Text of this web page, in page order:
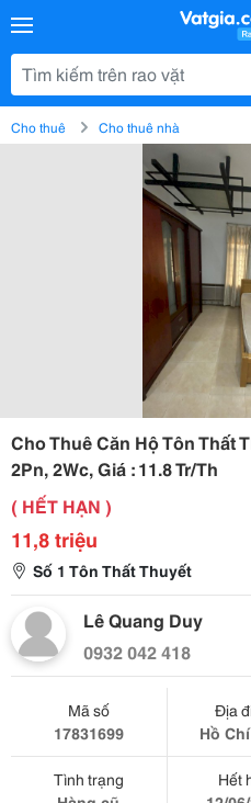
Cho thuê Cho thuê nhà
Cho Thuê Căn Hộ Tôn Thất
2Pn, 2Wc, Giá : 11.8 Tr/Th
( HẾT HẠN )
11,8 triệu
Số 1 Tôn Thất Thuyết
Lê Quang Duy
0932 042 418
Mã số
17831699
Địa
Hồ
Tình trạng
Hết